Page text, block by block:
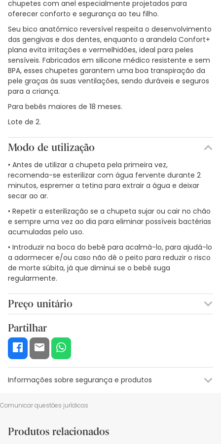
chupetes com anel especialmente projetados para
oferecer conforto e segurança ao teu filho.
Seu bico anatômico reversível respeita o desenvolvimento
das gengivas e dos dentes, enquanto a arandela Confort+
plana evita irritações e vermelhidões, ideal para peles
sensíveis. Fabricados em silicone médico resistente e sem
BPA, esses chupetes garantem uma boa transpiração da
pele graças às suas ventilações, sendo duráveis e seguros
para a criança.
Para bebês maiores de 18 meses.
Lote de 2.
Modo de utilização
• Antes de utilizar a chupeta pela primeira vez,
recomenda-se esterilizar com água fervente durante 2
minutos, espremer a tetina para extrair a água e deixar
secar ao ar.
• Repetir a esterilização se a chupeta sujar ou cair no chão
e sempre uma vez ao dia para eliminar possíveis bactérias
acumuladas pelo uso.
• Introduzir na boca do bebê para acalmá-lo, para ajudá-lo
a adormecer e/ou caso não dê o peito para reduzir o risco
de morte súbita, já que diminui se o bebê suga
regularmente.
Preço unitário
Partilhar
Informações sobre segurança e produtos
Recursos de segurança visual
De momento, não dispomos de imagens de segurança
Comunicar questões jurídicas
Produtos relacionados